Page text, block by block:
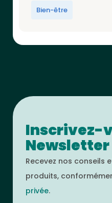
Bien-être
Inscrivez-
Newsletter
Recevez nos conseils
produits,
privée.